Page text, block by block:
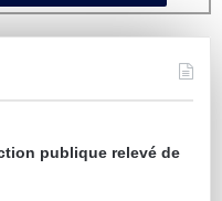
publique relevé de